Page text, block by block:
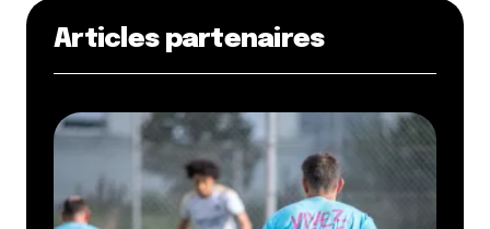
Articles partenaires